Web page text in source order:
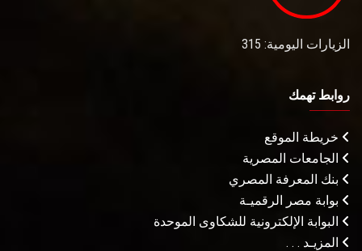
الزيارات اليومية: 315
روابط تهمك
خريطة الموقع
الجامعات المصرية
بنك المعرفة المصري
بوابة مصر الرقميـة
البوابة الإلكترونية للشكاوى الموحدة
المزيـد . . .